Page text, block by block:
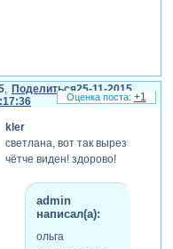
Поделиться25-11-2015
kler
светлана, вот так вырез
чётче виден! здорово!
admin
написал(а):
ольга
+1